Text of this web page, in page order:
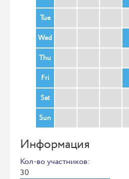
Tue
Wed
Thu
Fri
Sat
Sun
Информация
Кол-во участников:
30